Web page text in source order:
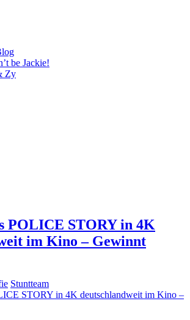
| Thorsten Boose
Historiker
be Jackie!
Zy
POLICE STORY in 4K
im Kino – Gewinnt
Stuntteam